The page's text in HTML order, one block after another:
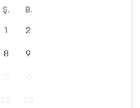
Ş. B.
1 2
8 9